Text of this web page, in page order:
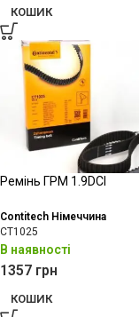
КОШИК
Ремінь ГРМ 1.9DCI
Contitech Німеччина
CT1025
В наявності
1357 грн
КОШИК